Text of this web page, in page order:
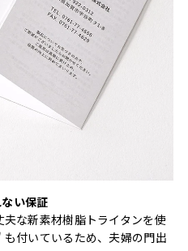
い保証
な新素材樹脂トライタンを使
付いているため、夫婦の門出